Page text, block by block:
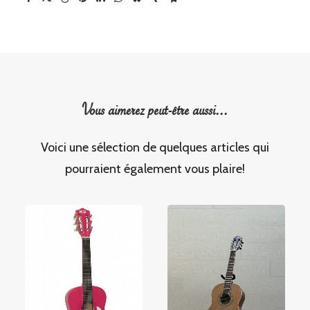
Vous aimerez peut-être aussi...
Voici une sélection de quelques articles qui
pourraient également vous plaire!